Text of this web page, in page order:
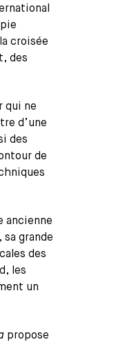
croisée
des
qui ne
d’une
des
de
ancienne
grande
des
les
un
propose